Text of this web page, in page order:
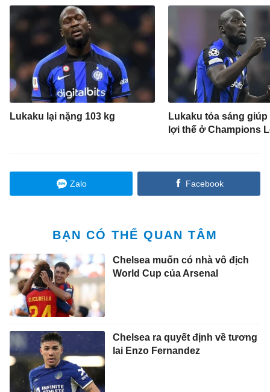
Lukaku lại nặng 103 kg
Lukaku tỏa sáng giúp
lợi thế ở Champions
Zalo Facebook
BẠN CÓ THỂ QUAN TÂM
Chelsea muốn có nhà vô địch
World Cup của Arsenal
Chelsea ra quyết định về tương
lai Enzo Fernandez